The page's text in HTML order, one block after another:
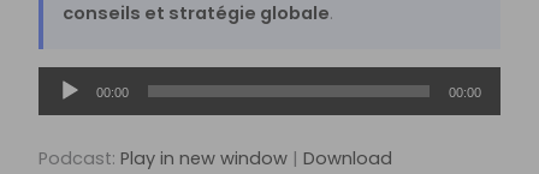
conseils et stratégie globale.
Lecteur
audio
00:00 00:00
Podcast:Play in new window |Download